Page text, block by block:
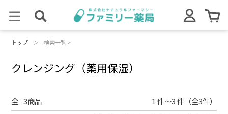
トップ ＞ 検索一覧 >
クレンジング（薬用保湿）
全 3商品 1 件～3 件（全3件）